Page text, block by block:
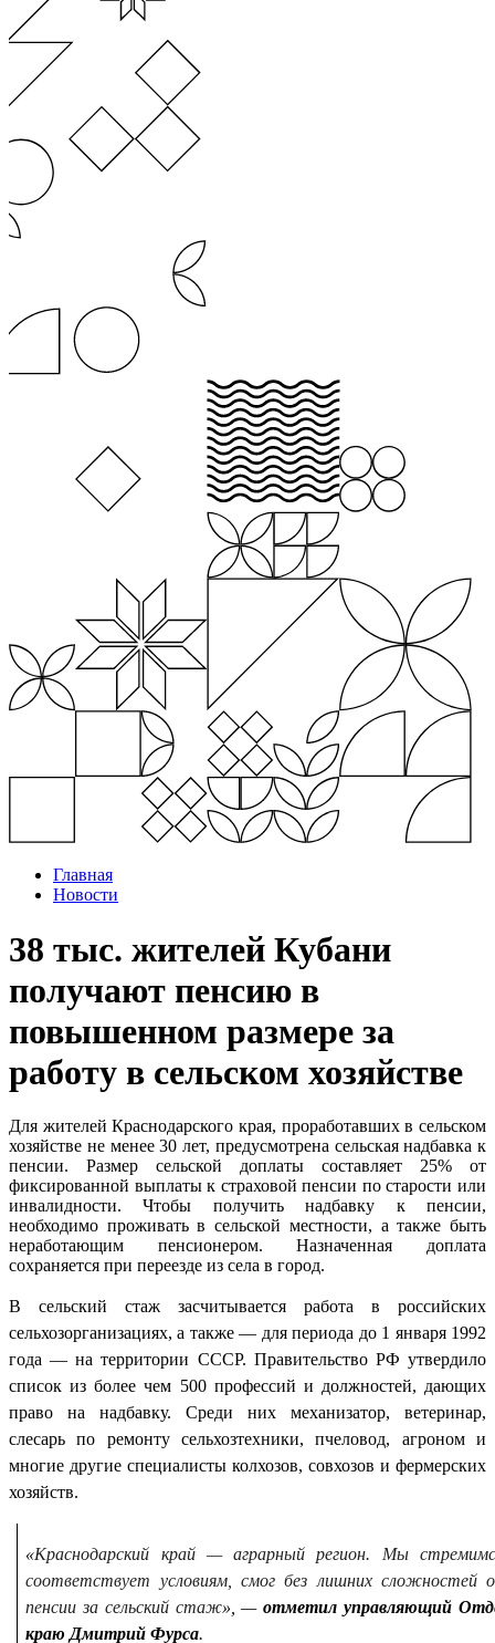
Главная
Новости
38 тыс. жителей Кубани
получают пенсию в
повышенном размере за
работу в сельском хозяйстве
Для жителей Краснодарского края, проработавших в сельском
хозяйстве не менее 30 лет, предусмотрена сельская надбавка к
пенсии. Размер сельской доплаты составляет 25% от
фиксированной выплаты к страховой пенсии по старости или
инвалидности. Чтобы получить надбавку к пенсии,
необходимо проживать в сельской местности, а также быть
неработающим пенсионером. Назначенная доплата
сохраняется при переезде из села в город.
В сельский стаж засчитывается работа в российских
сельхозорганизациях, а также — для периода до 1 января 1992
года — на территории СССР. Правительство РФ утвердило
список из более чем 500 профессий и должностей, дающих
право на надбавку. Среди них механизатор, ветеринар,
слесарь по ремонту сельхозтехники, пчеловод, агроном и
многие другие специалисты колхозов, совхозов и фермерских
хозяйств.
«Краснодарский край — аграрный регион. Мы
соответствует условиям, смог без лишних
пенсии за сельский стаж», —отметил управляющий
краю Дмитрий Фурса.